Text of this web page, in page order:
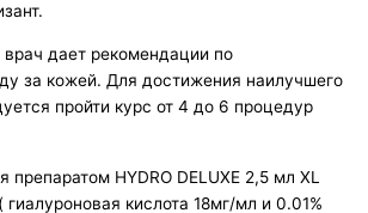
дает рекомендации по
за кожей. Для достижения наилучшего
пройти курс от 4 до 6 процедур
препаратом HYDRO DELUXE 2,5 мл XL
гиалуроновая кислота 18мг/мл и 0.01%